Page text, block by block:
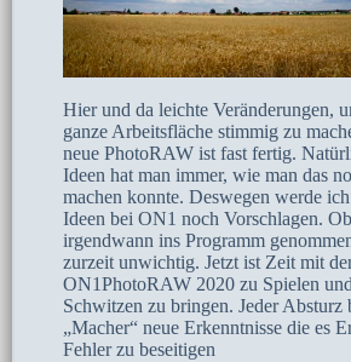
Hier und da leichte Veränderungen,
ganze Arbeitsfläche stimmig zu
neue PhotoRAW ist fast fertig.
Ideen hat man immer, wie man das
machen konnte. Deswegen werde
Ideen bei ON1 noch Vorschlagen.
irgendwann ins Programm
zurzeit unwichtig. Jetzt ist Zeit mit
ON1PhotoRAW 2020 zu Spielen
Schwitzen zu bringen. Jeder Absturz
„Macher“ neue Erkenntnisse die es
Fehler zu beseitigen